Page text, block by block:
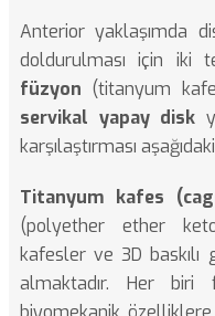
Anterior yaklaşımda
doldurulması için iki
füzyon (titanyum
servikal yapay disk
karşılaştırması
Titanyum kafes
(polyether ether
kafesler ve 3D
almaktadır. Her biri